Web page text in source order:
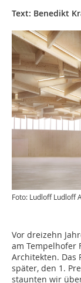
Text: Benedikt
Foto: Ludloff Ludloff
Vor dreizehn
am Tempelhofer
Architekten. Das
später, den 1.
staunten wir